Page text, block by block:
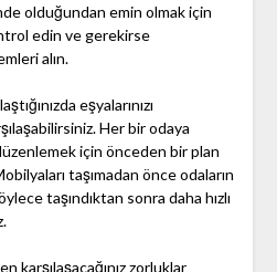
olduğundan emin olmak için
edin ve gerekirse
alın.
eşyalarınızı
Her bir odaya
için önceden bir plan
taşımadan önce odaların
taşındıktan sonra daha hızlı
karşılaşacağınız zorluklar